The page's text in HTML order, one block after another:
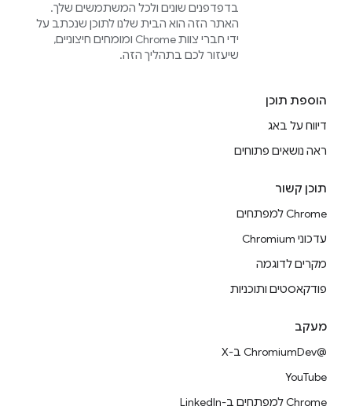
בדפדפנים שונים ולכל המשתמשים שלך.
האתר הזה הוא הבית שלנו לתוכן שנכתב על
ידי חברי צוות Chrome ומומחים חיצוניים,
שיעזור לכם בתהליך הזה.
הוספת תוכן
דיווח על באג
ראה נושאים פתוחים
תוכן קשור
Chrome למפתחים
עדכוני Chromium
מקרים לדוגמה
פודקאסטים ותוכניות
מעקב
@ChromiumDev ב-X
YouTube
Chrome למפתחים ב-LinkedIn